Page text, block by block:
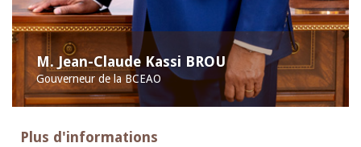
M. Jean-Claude Kassi BROU
Gouverneur de la BCEAO
Plus d'informations